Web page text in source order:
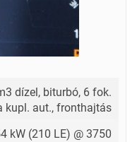
dízel, biturbó, 6 fok.
kupl. aut., fronthajtás
kW (210 LE) @ 3750